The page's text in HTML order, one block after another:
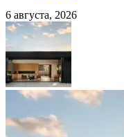
6 августа, 2026